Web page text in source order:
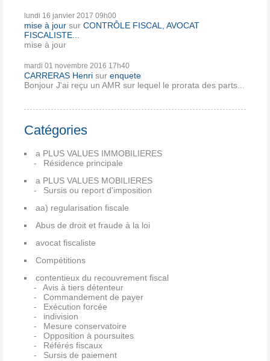
lundi 16 janvier 2017 09h00
mise à jour sur CONTRÔLE FISCAL, AVOCAT
FISCALISTE...
mise à jour
mardi 01 novembre 2016 17h40
CARRERAS Henri sur enquete
Bonjour J'ai reçu un AMR sur lequel le prorata des parts...
Catégories
a PLUS VALUES IMMOBILIERES
Résidence principale
a PLUS VALUES MOBILIERES
Sursis ou report d'imposition
aa) regularisation fiscale
Abus de droit et fraude à la loi
avocat fiscaliste
Compétitions
contentieux du recouvrement fiscal
Avis à tiers détenteur
Commandement de payer
Exécution forcée
indivision
Mesure conservatoire
Opposition à poursuites
Référés fiscaux
Sursis de paiement